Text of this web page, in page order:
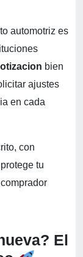
automotriz es
bien
ajustes
en cada
con
tu
El